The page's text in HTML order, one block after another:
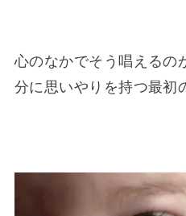
心のなかでそう唱えるの
分に思いやりを持つ最初